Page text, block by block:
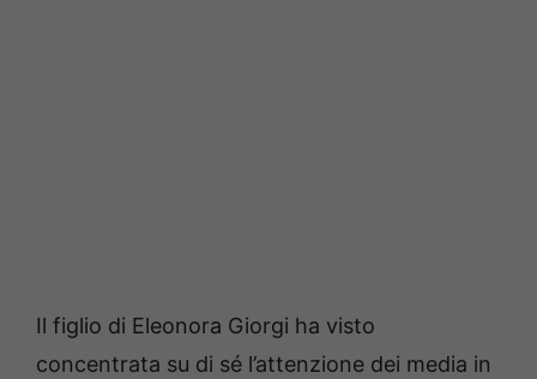
Il figlio di Eleonora Giorgi ha visto
concentrata su di sé l’attenzione dei media in